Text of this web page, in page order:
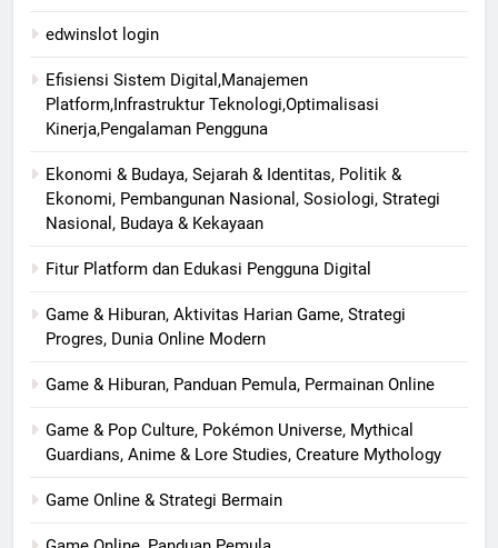
edwinslot login
Efisiensi Sistem Digital,Manajemen
Platform,Infrastruktur Teknologi,Optimalisasi
Kinerja,Pengalaman Pengguna
Ekonomi & Budaya, Sejarah & Identitas, Politik &
Ekonomi, Pembangunan Nasional, Sosiologi, Strategi
Nasional, Budaya & Kekayaan
Fitur Platform dan Edukasi Pengguna Digital
Game & Hiburan, Aktivitas Harian Game, Strategi
Progres, Dunia Online Modern
Game & Hiburan, Panduan Pemula, Permainan Online
Game & Pop Culture, Pokémon Universe, Mythical
Guardians, Anime & Lore Studies, Creature Mythology
Game Online & Strategi Bermain